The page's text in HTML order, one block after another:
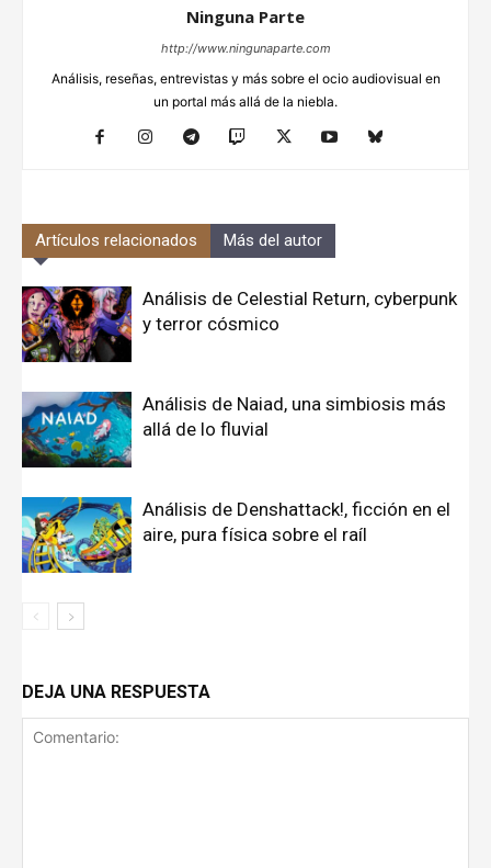
Ninguna Parte
http://www.ningunaparte.com
Análisis, reseñas, entrevistas y más sobre el ocio audiovisual en
un portal más allá de la niebla.
Artículos relacionados Más del autor
Análisis de Celestial Return, cyberpunk
y terror cósmico
Análisis de Naiad, una simbiosis más
allá de lo fluvial
Análisis de Denshattack!, ficción en el
aire, pura física sobre el raíl
DEJA UNA RESPUESTA